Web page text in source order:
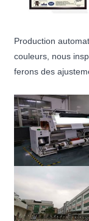
Production
couleurs, nous
ferons des